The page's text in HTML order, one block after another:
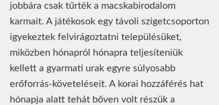
jobbára csak tűrték a macskabirodalom
karmait. A játékosok egy távoli szigetcsoporton
igyekeztek felvirágoztatni településüket,
miközben hónapról hónapra teljesíteniük
kellett a gyarmati urak egyre súlyosabb
erőforrás-követeléseit. A korai hozzáférés hat
hónapja alatt tehát bőven volt részük a